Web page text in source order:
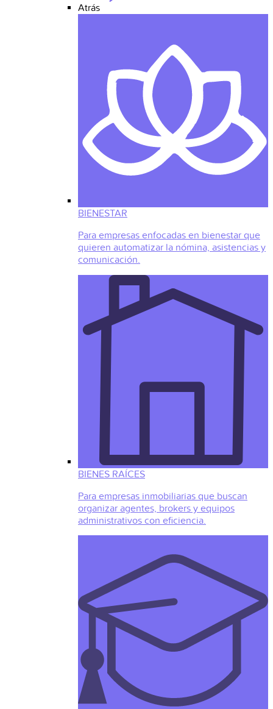
Atrás
BIENESTAR
Para empresas enfocadas en bienestar que
quieren automatizar la nómina, asistencias y
comunicación.
BIENES RAÍCES
Para empresas inmobiliarias que buscan
organizar agentes, brokers y equipos
administrativos con eficiencia.